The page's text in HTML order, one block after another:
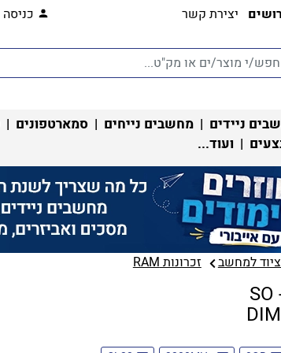
יצירת קשר כניסה
ניידים | מחשבים נייחים | סמארטפונים |
| ועוד...
למחשב זכרונות RAM‏
זכרון למחשב נייד - SO